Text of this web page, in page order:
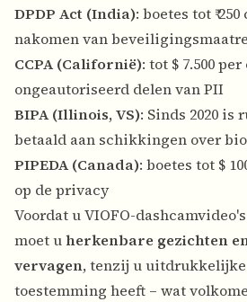
DPDP Act (India): boetes tot ₹
nakomen van
CCPA (Californië): tot $ 7.500
ongeautoriseerd delen van PII
BIPA (Illinois, VS): Sinds 2020 is
betaald aan schikkingen over
PIPEDA (Canada): boetes tot $
op de privacy
Voordat u VIOFO-
moet uherkenbare gezichten
vervagen, tenzij u
toestemming heeft – wat